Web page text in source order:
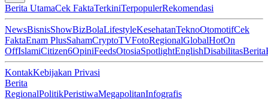
Berita UtamaCek FaktaTerkiniTerpopulerRekomendasi
NewsBisnisShowBizBolaLifestyleKesehatanTeknoOtomotifCek
FaktaEnam PlusSahamCryptoTVFotoRegionalGlobalHotOn
OffIslamiCitizen6OpiniFeedsOtosiaSpotlightEnglishDisabilitasBerita
KontakKebijakan Privasi
Berita
RegionalPolitikPeristiwaMegapolitanInfografis